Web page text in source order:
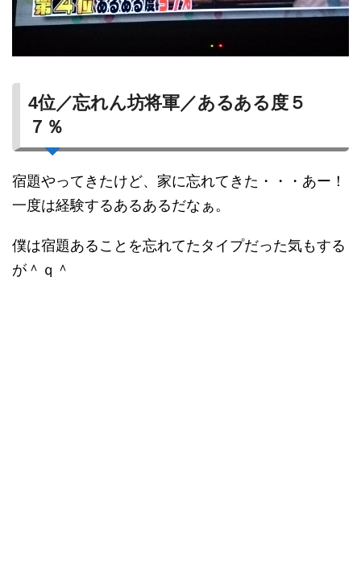
4位／忘れん坊将軍／あるある度５
７％
宿題やってきたけど、家に忘れてきた・・・あー！
一度は経験するあるあるだなぁ。
僕は宿題あることを忘れてたタイプだった気もする
が＾ｑ＾